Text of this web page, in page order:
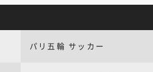
パリ五輪 サッカー